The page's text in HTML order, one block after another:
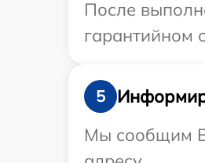
После
гарантийном
5
Мы сообщим